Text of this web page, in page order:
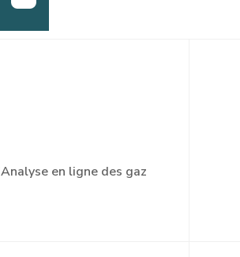
en ligne des gaz